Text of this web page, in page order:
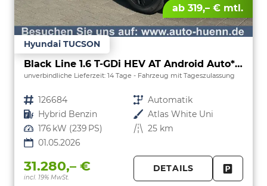
ab 319,– € mtl.
Hyundai TUCSON
Black Line 1.6 T-GDi HEV AT Android Auto*Navi*SHZ*Kamera*2Z Klimaauto*
unverbindliche Lieferzeit: 14 Tage Fahrzeug mit Tageszulassung
Fahrzeugnr. 126684 Getriebe Automatik
Kraftstoff Hybrid Benzin Außenfarbe Atlas White Uni
Leistung 176 kW (239 PS) Kilometerstand 25 km
01.05.2026
31.280,– €
incl. 19% MwSt.
DETAILS